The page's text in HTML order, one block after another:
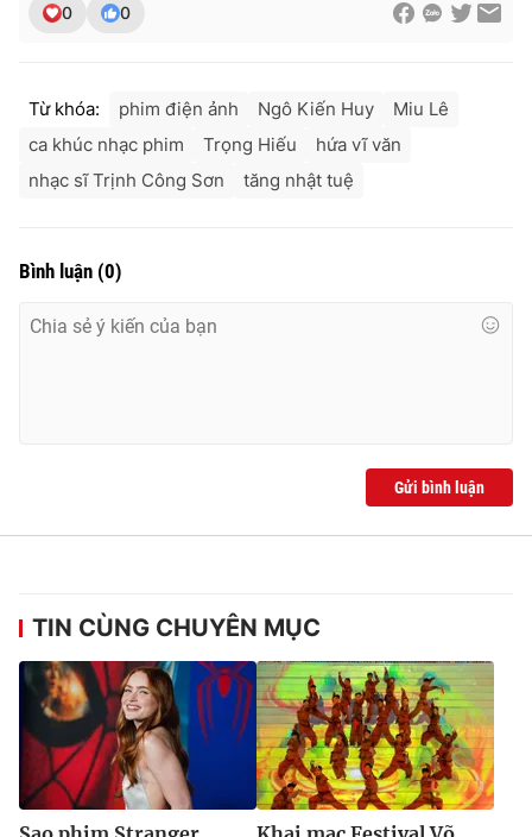
0 0
Từ khóa: phim điện ảnh Ngô Kiến Huy
Miu Lê
ca khúc nhạc phim
Trọng Hiếu
hứa vĩ văn
nhạc sĩ Trịnh Công Sơn
tăng nhật tuệ
Bình luận (0)
Gửi bình luận
TIN CÙNG CHUYÊN MỤC